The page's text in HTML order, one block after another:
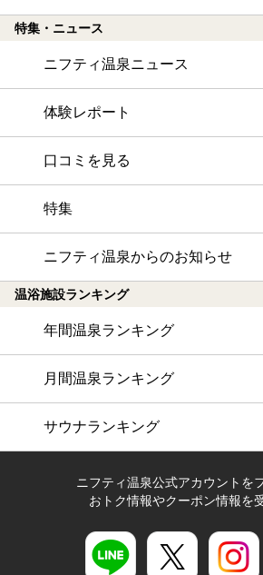
特集・ニュース
ニフティ温泉ニュース
体験レポート
口コミを見る
特集
ニフティ温泉からのお知らせ
温浴施設ランキング
年間温泉ランキング
月間温泉ランキング
サウナランキング
ニフティ温泉公式アカウントを
おトク情報やクーポン情報を